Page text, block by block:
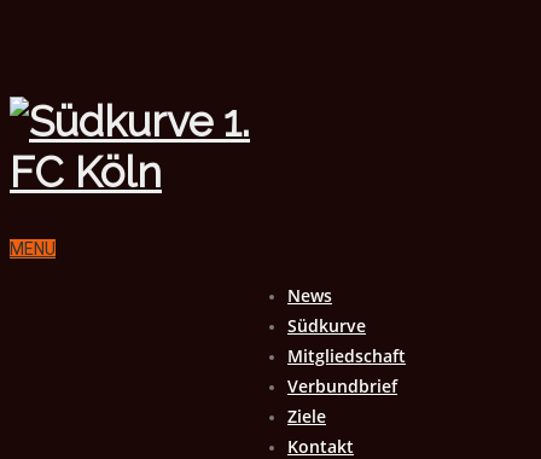
MENU
News
Südkurve
Mitgliedschaft
Verbundbrief
Ziele
Kontakt